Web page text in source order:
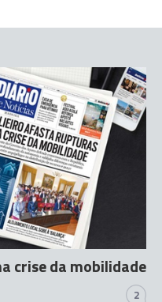
crise da mobilidade
2